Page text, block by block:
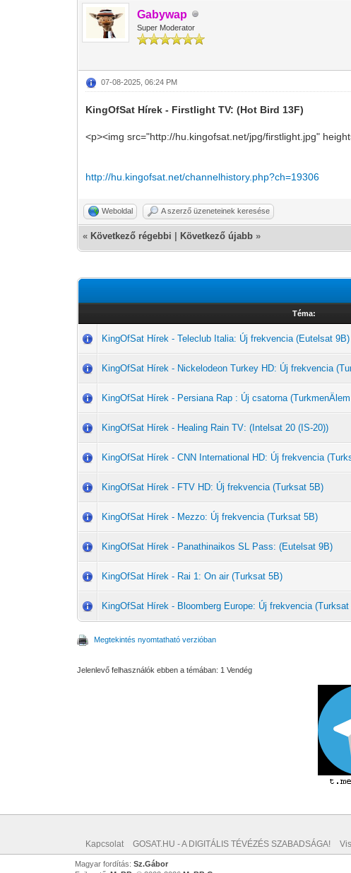
Gabywap
Super Moderator
07-08-2025, 06:24 PM
KingOfSat Hírek - Firstlight TV: (Hot Bird 13F)
<p><img src="http://hu.kingofsat.net/jpg/firstlight.jpg"
http://hu.kingofsat.net/channelhistory.php?ch=19306
Weboldal A szerző üzeneteinek keresése
« Következő régebbi Következő újabb »
Téma:
KingOfSat Hírek - Teleclub Italia: Új frekvencia (Eutelsat 9B)
KingOfSat Hírek - Nickelodeon Turkey HD: Új frekvencia
KingOfSat Hírek - Persiana Rap : Új csatorna
KingOfSat Hírek - Healing Rain TV: (Intelsat 20 (IS-20))
KingOfSat Hírek - CNN International HD: Új frekvencia
KingOfSat Hírek - FTV HD: Új frekvencia (Turksat 5B)
KingOfSat Hírek - Mezzo: Új frekvencia (Turksat 5B)
KingOfSat Hírek - Panathinaikos SL Pass: (Eutelsat 9B)
KingOfSat Hírek - Rai 1: On air (Turksat 5B)
KingOfSat Hírek - Bloomberg Europe: Új frekvencia (Turksat
Megtekintés nyomtatható verzióban
Jelenlevő felhasználók ebben a témában: 1 Vendég
Kapcsolat GOSAT.HU - A DIGITÁLIS TÉVÉZÉS SZABADSÁGA!
Magyar fordítás: Sz.Gábor